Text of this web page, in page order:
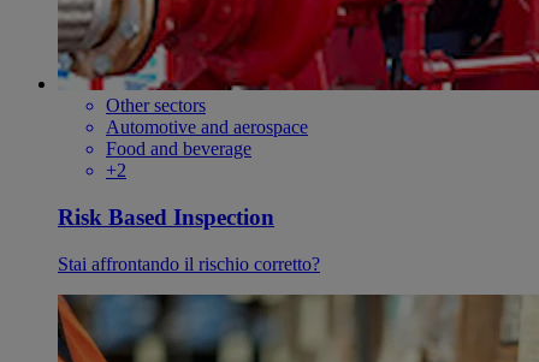
Other sectors
Automotive and aerospace
Food and beverage
+2
Risk Based Inspection
Stai affrontando il rischio corretto?